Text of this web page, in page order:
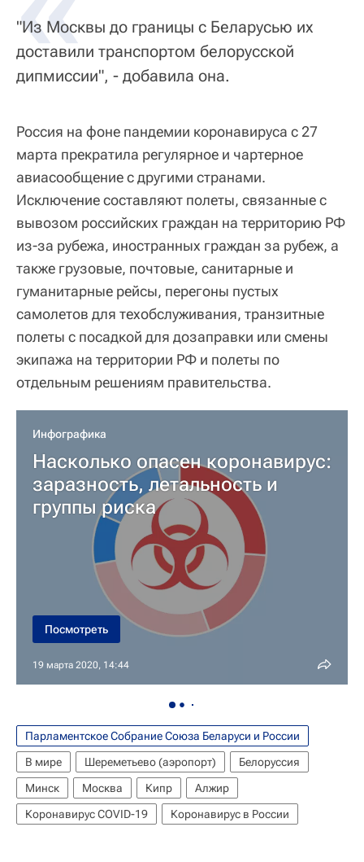
"Из Москвы до границы с Беларусью их
доставили транспортом белорусской
дипмиссии", - добавила она.
Россия на фоне пандемии коронавируса с 27
марта прекратила регулярное и чартерное
авиасообщение с другими странами.
Исключение составляют полеты, связанные с
вывозом российских граждан на территорию РФ
из-за рубежа, иностранных граждан за рубеж, а
также грузовые, почтовые, санитарные и
гуманитарные рейсы, перегоны пустых
самолетов для техобслуживания, транзитные
полеты с посадкой для дозаправки или смены
экипажа на территории РФ и полеты по
отдельным решениям правительства.
19 марта 2020, 14:44
Инфографика
Насколько опасен коронавирус:
заразность, летальность и
группы риска
Посмотреть
Парламентское Собрание Союза Беларуси и России
В мире
Шереметьево (аэропорт)
Белоруссия
Минск
Москва Кипр
Алжир
Коронавирус COVID-19
Коронавирус в России